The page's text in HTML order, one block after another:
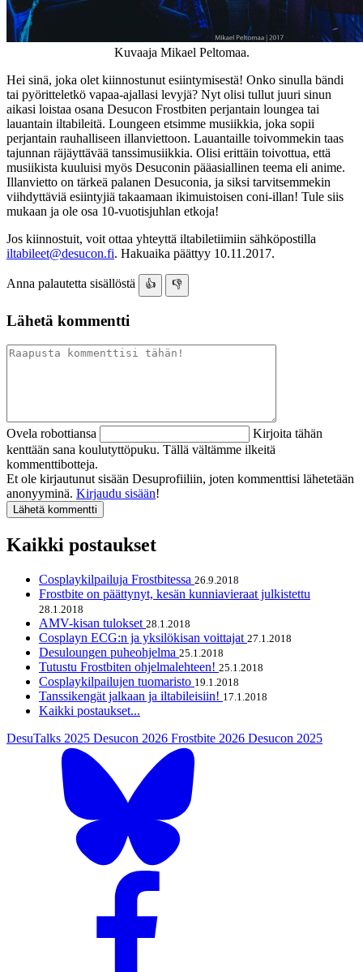
Kuvaaja Mikael Peltomaa.
Hei sinä, joka olet kiinnostunut esiintymisestä! Onko sinulla bändi
tai pyöritteletkö vapaa-ajallasi levyjä? Nyt olisi tullut juuri sinun
aikasi loistaa osana Desucon Frostbiten perjantain loungea tai
lauantain iltabileitä. Loungeen etsimme musiikkia, joka sopii
perjantain rauhalliseen illanviettoon. Lauantaille toivommekin taas
tajunnan räjäyttävää tanssimusiikkia. Olisi erittäin toivottua, että
musiikista kuuluisi myös Desuconin pääasiallinen teema eli anime.
Illanvietto on tärkeä palanen Desuconia, ja siksi tarvitsemmekin
viihdyttäviä esiintyjiä takaamaan ikimuistoisen coni-illan! Tule siis
mukaan ja ole osa 10-vuotisjuhlan etkoja!
Jos kiinnostuit, voit ottaa yhteyttä iltabiletiimiin sähköpostilla
iltabileet@desucon.fi. Hakuaika päättyy 10.11.2017.
Anna palautetta sisällöstä 👍 👎
Lähetä kommentti
Ovela robottiansa
Kirjoita tähän
kenttään sana koulutyttöpuku. Tällä vältämme ilkeitä
kommenttibotteja.
Et ole kirjautunut sisään Desuprofiiliin, joten kommenttisi lähetetään
anonyyminä. Kirjaudu sisään!
Kaikki postaukset
Cosplaykilpailuja Frostbitessa 26.9.2018
Frostbite on päättynyt, kesän kunniavieraat julkistettu
28.1.2018
AMV-kisan tulokset 28.1.2018
Cosplayn ECG:n ja yksilökisan voittajat 27.1.2018
Desuloungen puheohjelma 25.1.2018
Tutustu Frostbiten ohjelmalehteen! 25.1.2018
Cosplaykilpailujen tuomaristo 19.1.2018
Tanssikengät jalkaan ja iltabileisiin! 17.1.2018
Kaikki postaukset...
DesuTalks 2025 Desucon 2026 Frostbite 2026 Desucon 2025